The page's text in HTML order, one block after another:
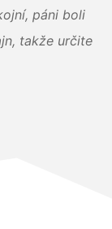
páni boli
takže určite